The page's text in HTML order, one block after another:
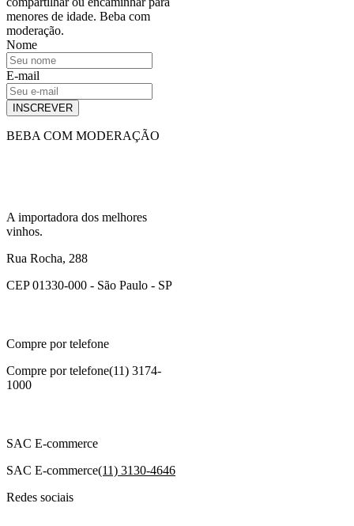
menores de idade. Beba com
moderação.
Nome
E-mail
INSCREVER
BEBA COM MODERAÇÃO
A importadora dos melhores
vinhos.
Rua Rocha, 288
CEP 01330-000 - São Paulo - SP
Compre por telefone
Compre por telefone(11) 3174-
1000
SAC E-commerce
SAC E-commerce(11) 3130-4646
Redes sociais